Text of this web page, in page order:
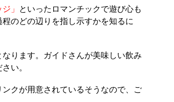
」
といったロマンチックで遊び心も
のどの辺りを指し示すかを知るに
ります。ガイドさんが美味しい飲み
い。
クが用意されているそうなので、ご